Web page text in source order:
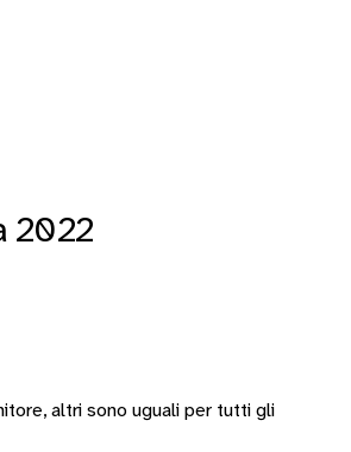
2022
, altri sono uguali per tutti gli